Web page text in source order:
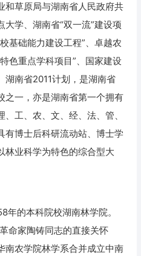
和草原局与湖南省人民政府共
学、湖南省“双一流”建设项
基础能力建设工程”、卓越农
色重点学科项目”、国家建设
湖南省2011计划，是湖南省
之一，亦是湖南省第一个拥有
工、农、文、经、法、管、
有博士后科研流动站、博士学
林业科学为特色的综合型大
年的本科院校湖南林学院。
命家陶铸同志的直接关怀
南农学院林学系合并成立中南